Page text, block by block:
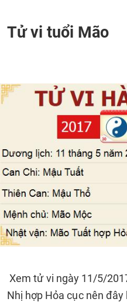
Tử vi tuổi Mão
Xem tử vi ngày 11/5/
Nhị hợp Hỏa cục nên